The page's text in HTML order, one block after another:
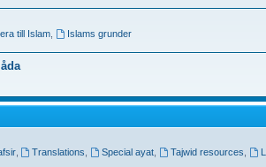
till Islam, Islams grunder
, Translations Special ayat Tajwid resources